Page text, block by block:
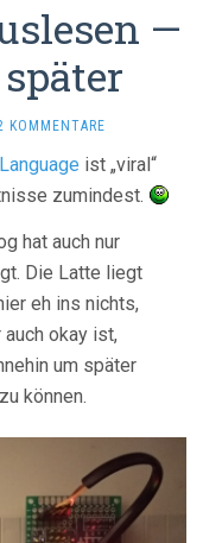
—
KOMMENTARE
ist „viral“
zumindest.
hat auch nur
Die Latte liegt
eh ins nichts,
okay ist,
um später
können.